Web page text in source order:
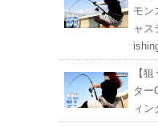
モン
ャス
【
ター
ィ